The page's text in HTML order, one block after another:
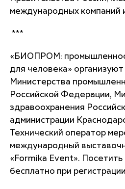
международных компаний
***
«БИОПРОМ:
для человека»
Министерства
Российской Федерации,
здравоохранения
администрации
Технический оператор
международный
«Formika Event».
бесплатно при регистрации